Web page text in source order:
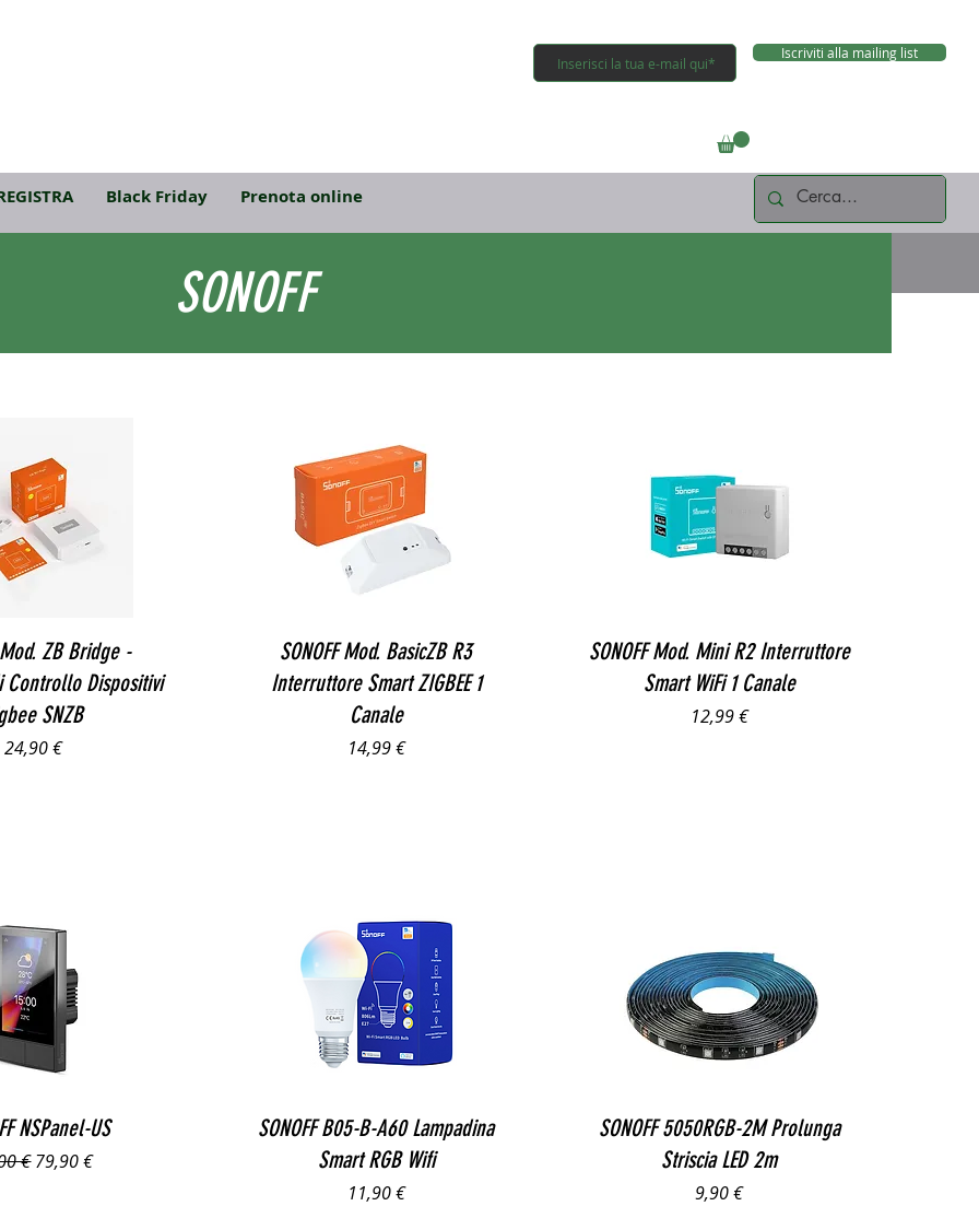
Black Friday Prenota online
Iscriviti alla mailing list
SONOFF
rapida
Mod. ZB Bridge -
Controllo Dispositivi
SNZB
Prezzo
24,90 €
Vista rapida
SONOFF Mod. BasicZB R3
Interruttore Smart ZIGBEE 1
Canale
Prezzo
14,99 €
Vista rapida
SONOFF Mod. Mini R2 Interruttore
Smart WiFi 1 Canale
Prezzo
12,99 €
rapida
NSPanel-US
regolare
€ Prezzo scontato
79,90 €
Vista rapida
SONOFF B05-B-A60 Lampadina
Smart RGB Wifi
Prezzo
11,90 €
Vista rapida
SONOFF 5050RGB-2M Prolunga
Striscia LED 2m
Prezzo
9,90 €